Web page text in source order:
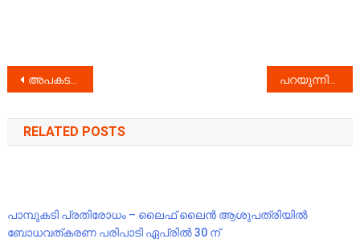
Post
navigation
അപകടക്കെണിയായി റോഡിലെ കുഴികൾ പറയുന്നിടത്തെല്ലാം വന്ദേഭാരത്തിനു സ്റ്റോപ്പ് അനുവദിക്കാനാവില്ല ; സുപ്രീംകോടതി
RELATED POSTS
പാമ്പുകടി പ്രതിരോധം – ലൈഫ് ലൈൻ ആശുപത്രിയിൽ
ബോധവത്കരണ പരിപാടി ഏപ്രിൽ 30 ന്